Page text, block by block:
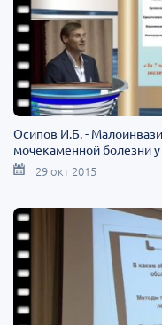
Осипов И.Б. -
мочекаменной болезни у
29 окт 2015